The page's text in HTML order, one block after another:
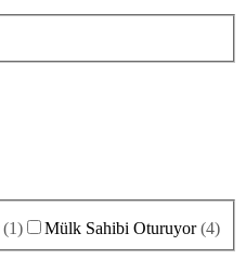
(1) Mülk Sahibi Oturuyor (4)